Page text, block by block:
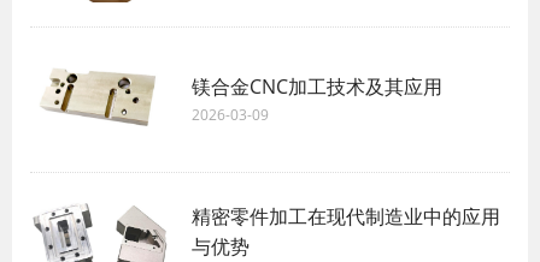
镁合金CNC加工技术及其应用
2026-03-09
精密零件加工在现代制造业中的应用
与优势